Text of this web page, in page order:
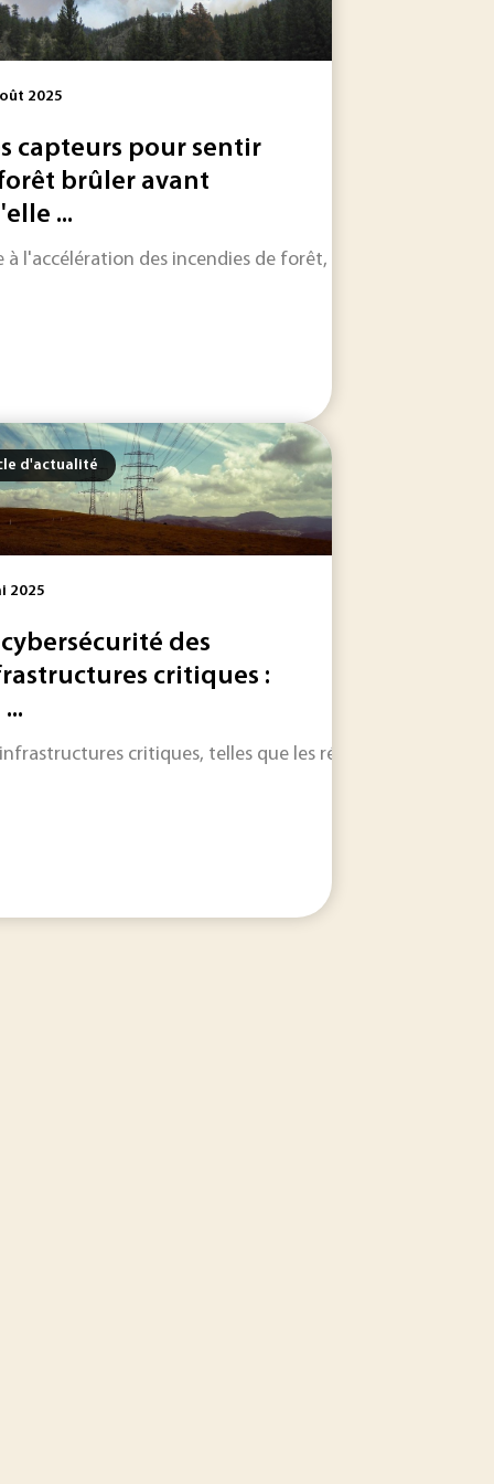
expliquer leur propagation. Pour anticiper ces...
ses chiffres par pays. Une chose est sûre : ses
2025
capteurs pour sentir
brûler avant
...
à l'accélération des incendies de forêt, la start-up Dryad
les feux de tourbe se renforce ; l'étude des...
son programme naval avec le démarrage de la
d'actualité
2025
cybersécurité des
critiques :
infrastructures critiques, telles que les réseaux
métallique composite pour l’isolation thermique à haute